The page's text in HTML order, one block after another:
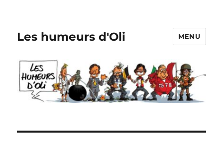
Les humeurs d'Oli MENU